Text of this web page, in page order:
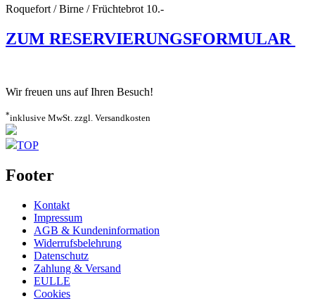
Roquefort / Birne / Früchtebrot 10.-
ZUM RESERVIERUNGSFORMULAR
Wir freuen uns auf Ihren Besuch!
*inklusive MwSt. zzgl. Versandkosten
TOP
Footer
Kontakt
Impressum
AGB & Kundeninformation
Widerrufsbelehrung
Datenschutz
Zahlung & Versand
EULLE
Cookies